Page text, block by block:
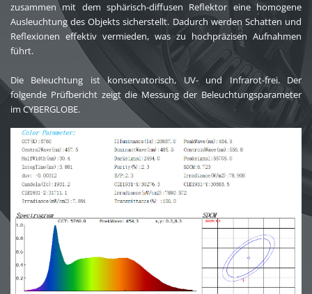
zusammen mit dem sphärisch-diffusen Reflektor eine homogene
Ausleuchtung des Objekts sicherstellt. Dadurch werden Schatten und
Reflexionen effektiv vermieden, was zu hochpräzisen Aufnahmen
führt.
Die Beleuchtung ist konservatorisch, UV- und Infrarot-frei. Der
folgende Prüfbericht zeigt die Messung der Beleuchtungsparameter
im CYBERGLOBE.